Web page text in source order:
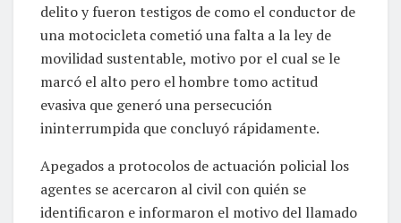
delito y fueron testigos de como el conductor de
una motocicleta cometió una falta a la ley de
movilidad sustentable, motivo por el cual se le
marcó el alto pero el hombre tomo actitud
evasiva que generó una persecución
ininterrumpida que concluyó rápidamente.
Apegados a protocolos de actuación policial los
agentes se acercaron al civil con quién se
identificaron e informaron el motivo del llamado